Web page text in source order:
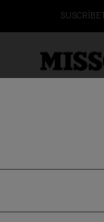
AHORA PARA